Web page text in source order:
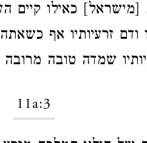
כאילו קיים
ודם זרעיותיו אף
שמדה טובה
11a:3